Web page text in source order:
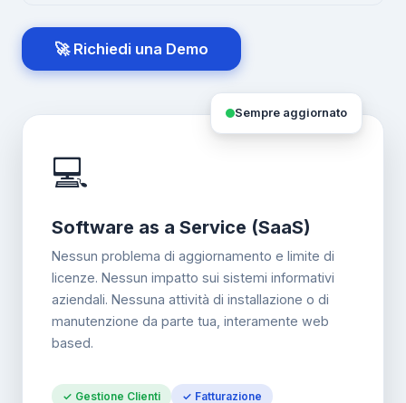
🚀 Richiedi una Demo
Sempre aggiornato
💻
Software as a Service (SaaS)
Nessun problema di aggiornamento e limite di
licenze. Nessun impatto sui sistemi informativi
aziendali. Nessuna attività di installazione o di
manutenzione da parte tua, interamente web
based.
✓ Gestione Clienti
✓ Fatturazione